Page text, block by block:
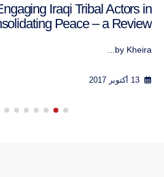
Iraqi Tribal Actors in
Peace – a Review
by Kheira...